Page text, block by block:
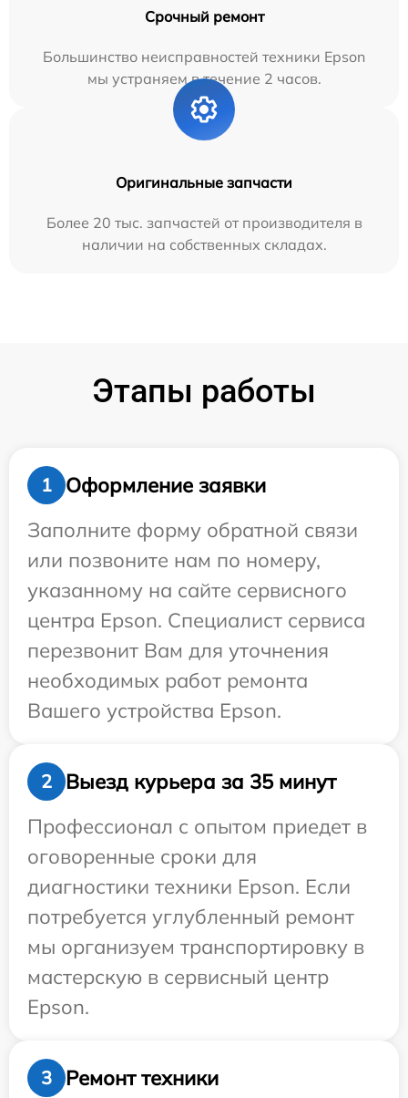
Срочный ремонт
Большинство неисправностей техники Epson
мы устраняем в течение 2 часов.
Оригинальные запчасти
Более 20 тыс. запчастей от производителя в
наличии на собственных складах.
Этапы работы
1
Оформление заявки
Заполните форму обратной связи
или позвоните нам по номеру,
указанному на сайте сервисного
центра Epson. Специалист сервиса
перезвонит Вам для уточнения
необходимых работ ремонта
Вашего устройства Epson.
2
Выезд курьера за 35 минут
Профессионал с опытом приедет в
оговоренные сроки для
диагностики техники Epson. Если
потребуется углубленный ремонт
мы организуем транспортировку в
мастерскую в сервисный центр
Epson.
3 Ремонт техники